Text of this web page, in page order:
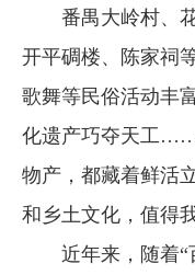
番禺大岭村、花
开平碉楼、陈家祠
歌舞等民俗活动丰
化遗产巧夺天工
物产，都藏着鲜活
和乡土文化，值得
近年来，随着“